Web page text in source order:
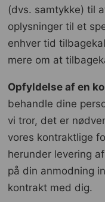
(dvs. samtykke) til
oplysninger til et
enhver tid
mere om at
Opfyldelse af en
behandle dine
vi tror, ​​det er
vores kontraktlige
herunder levering
på din anmodning
kontrakt med dig.